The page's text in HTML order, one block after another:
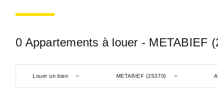
0 Appartements à louer - METABIEF
Louer un bien METABIEF (25370)